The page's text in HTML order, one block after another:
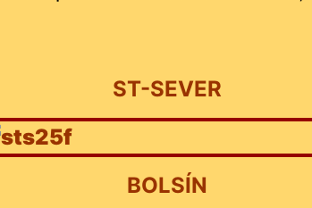
ST-SEVER
BOLSÍN